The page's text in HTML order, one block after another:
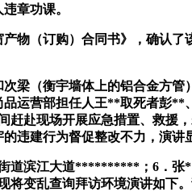
章功课。
（订购）合同书》，确认了
（衡宇墙体上的铝合金方管
营部担任人王**取死者彭**
赴现场开展应急措置、救援
建行为督促整改不力，演讲
滨江大道**********；6．张*
变乱查询拜访环境演讲如